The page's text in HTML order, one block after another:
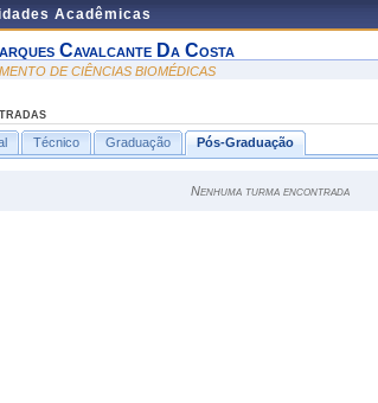
Acadêmicas
Cavalcante Da Costa
DE CIÊNCIAS BIOMÉDICAS
Técnico Graduação Pós-Graduação
Nenhuma turma encontrada